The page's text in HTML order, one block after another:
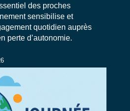
des proches
sensibilise et
quotidien auprès
perte d’autonomie.